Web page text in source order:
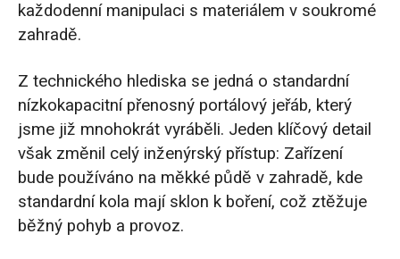
každodenní manipulaci s materiálem v soukromé
zahradě.
Z technického hlediska se jedná o standardní
nízkokapacitní přenosný portálový jeřáb, který
jsme již mnohokrát vyráběli. Jeden klíčový detail
však změnil celý inženýrský přístup: Zařízení
bude používáno na měkké půdě v zahradě, kde
standardní kola mají sklon k boření, což ztěžuje
běžný pohyb a provoz.